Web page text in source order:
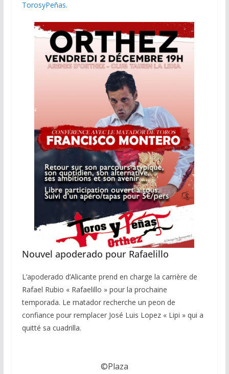
TorosyPeñas.
Nouvel apoderado pour Rafaelillo
L’apoderado d’Alicante prend en charge la carrière de
Rafael Rubio « Rafaelillo » pour la prochaine
temporada. Le matador recherche un peon de
confiance pour remplacer José Luis Lopez « Lipi » qui a
quitté sa cuadrilla.
©Plaza